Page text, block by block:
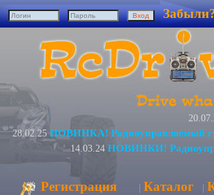
28.02.25 НОВИНКА! Радиоуправляемый
14.03.24 НОВИНКИ!
Регистрация | Каталог |